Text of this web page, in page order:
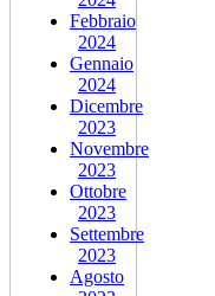
Febbraio
2024
Gennaio
2024
Dicembre
2023
Novembre
2023
Ottobre
2023
Settembre
2023
Agosto